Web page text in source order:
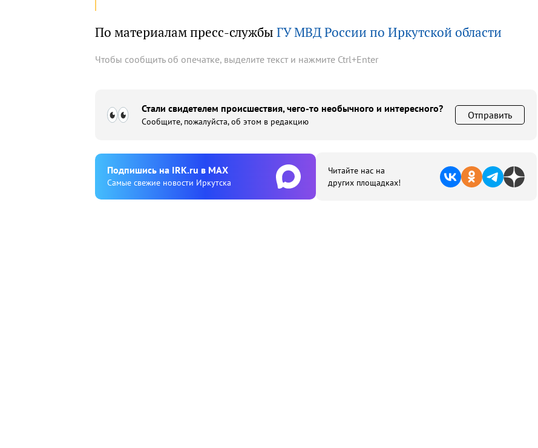
По материалам пресс-службы ГУ МВД России по Иркутской области
Чтобы сообщить об опечатке, выделите текст и нажмите Ctrl+Enter
Стали свидетелем происшествия, чего-то необычного и интересного?
Сообщите, пожалуйста, об этом в редакцию
Отправить
Подпишиcь на IRK.ru в MAX
Cамые свежие новости Иркутска
Читайте нас на
других площадках!